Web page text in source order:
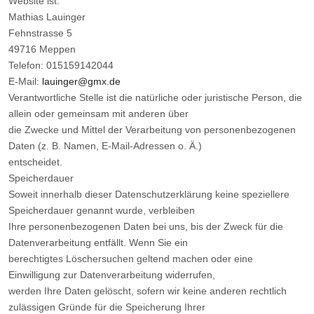
Mathias Lauinger
Fehnstrasse 5
49716 Meppen
Telefon: 015159142044
E-Mail: lauinger@gmx.de
Verantwortliche Stelle ist die natürliche oder juristische Person, die
allein oder gemeinsam mit anderen über
die Zwecke und Mittel der Verarbeitung von personenbezogenen
Daten (z. B. Namen, E-Mail-Adressen o. Ä.)
entscheidet.
Speicherdauer
Soweit innerhalb dieser Datenschutzerklärung keine speziellere
Speicherdauer genannt wurde, verbleiben
Ihre personenbezogenen Daten bei uns, bis der Zweck für die
Datenverarbeitung entfällt. Wenn Sie ein
berechtigtes Löschersuchen geltend machen oder eine
Einwilligung zur Datenverarbeitung widerrufen,
werden Ihre Daten gelöscht, sofern wir keine anderen rechtlich
zulässigen Gründe für die Speicherung Ihrer